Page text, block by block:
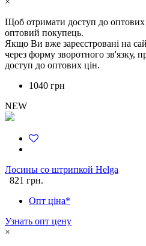
Щоб отримати доступ до оптових
оптовий покупець.
Якщо Ви вже зареєстровані на
через форму зворотного зв'язку,
доступ до оптових цін.
1040 грн
NEW
Лосины со штрипкой Helga
821 грн.
Опт ціна*
Узнать опт цену
×